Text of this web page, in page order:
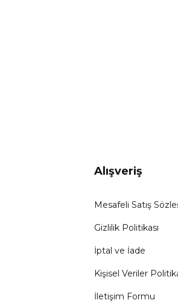
Alışveriş
Mesafeli Satış
Gizlilik Politikası
İptal ve İade
Kişisel Veriler
İletişim Formu